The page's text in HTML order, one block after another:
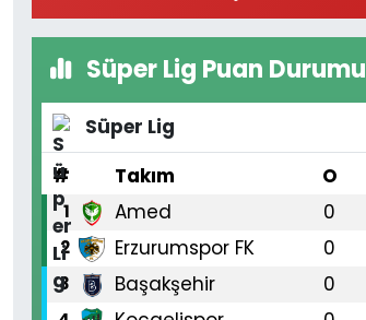
Süper Lig Puan Durumu
Süper Lig
#
Takım O
1 Amed 0
2 Erzurumspor FK 0
3 Başakşehir 0